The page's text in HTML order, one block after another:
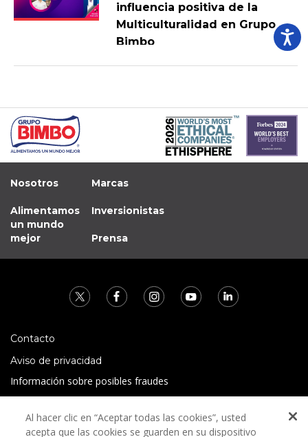
influencia positiva de la
Multiculturalidad en Grupo
Bimbo
Nosotros
Alimentamos
un mundo
mejor
Marcas
Inversionistas
Prensa
Contacto
Aviso de privacidad
Información sobre posibles fraudes
Términos y condiciones
Al hacer clic en “Aceptar todas las cookies”, usted
acepta que las cookies se guarden en su dispositivo